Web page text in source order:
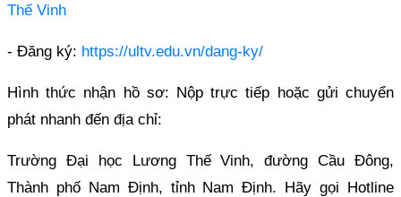
Thế Vinh
- Đăng ký: https://ultv.edu.vn/dang-ky/
Hình thức nhận hồ sơ: Nộp trực tiếp hoặc gửi chuyển
phát nhanh đến địa chỉ:
Trường Đại học Lương Thế Vinh, đường Cầu Đông,
Thành phố Nam Định, tỉnh Nam Định. Hãy gọi Hotline